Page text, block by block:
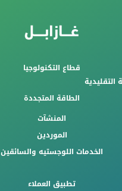
قطاع التكنولوجيا
التقليدية
الطاقة المتجددة
المنشآت
الموردين
الخدمات اللوجستيه والسائقين
تطبيق العملاء